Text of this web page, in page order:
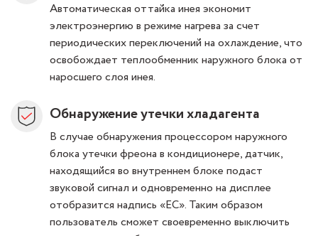
Автоматическая оттайка инея экономит
электроэнергию в режиме нагрева за счет
периодических переключений на охлаждение, что
освобождает теплообменник наружного блока от
наросшего слоя инея.
Обнаружение утечки хладагента
В случае обнаружения процессором наружного
блока утечки фреона в кондиционере, датчик,
находящийся во внутреннем блоке подаст
звуковой сигнал и одновременно на дисплее
отобразится надпись «EC». Таким образом
пользователь сможет своевременно выключить